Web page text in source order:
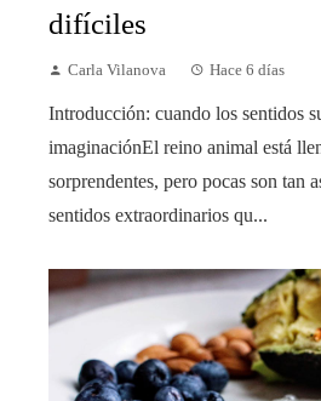
difíciles
Carla Vilanova Hace 6 días
Introducción: cuando los sentidos
imaginaciónEl reino animal está
sorprendentes, pero pocas son tan
sentidos extraordinarios qu...